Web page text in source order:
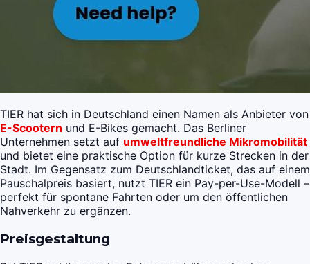
TIER hat sich in Deutschland einen Namen als Anbieter von
E-Scootern und E-Bikes gemacht. Das Berliner
Unternehmen setzt auf umweltfreundliche Mikromobilität
und bietet eine praktische Option für kurze Strecken in der
Stadt. Im Gegensatz zum Deutschlandticket, das auf einem
Pauschalpreis basiert, nutzt TIER ein Pay-per-Use-Modell –
perfekt für spontane Fahrten oder um den öffentlichen
Nahverkehr zu ergänzen.
Preisgestaltung